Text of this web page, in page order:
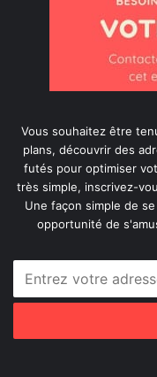
Vous souhaitez être
plans, découvrir des
futés pour optimiser
très simple, inscrivez-
Une façon simple de
opportunité de